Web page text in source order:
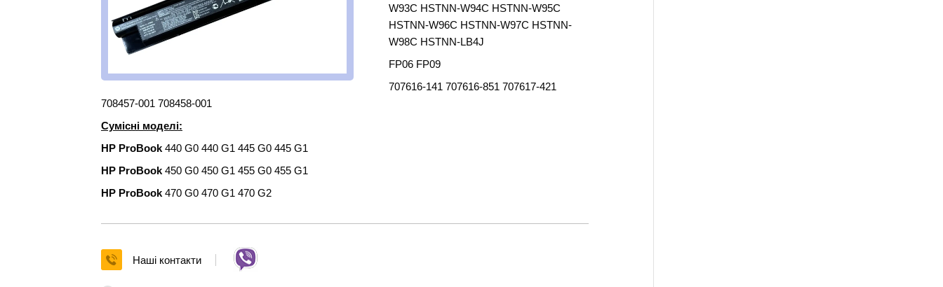
W93C HSTNN-W94C HSTNN-W95C
HSTNN-W96C HSTNN-W97C HSTNN-
W98C HSTNN-LB4J
FP06 FP09
707616-141 707616-851 707617-421
708457-001 708458-001
Сумісні моделі:
HP ProBook 440 G0 440 G1 445 G0 445 G1
HP ProBook 450 G0 450 G1 455 G0 455 G1
HP ProBook 470 G0 470 G1 470 G2
Наші контакти